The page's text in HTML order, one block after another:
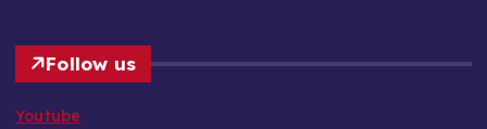
Follow us
Youtube